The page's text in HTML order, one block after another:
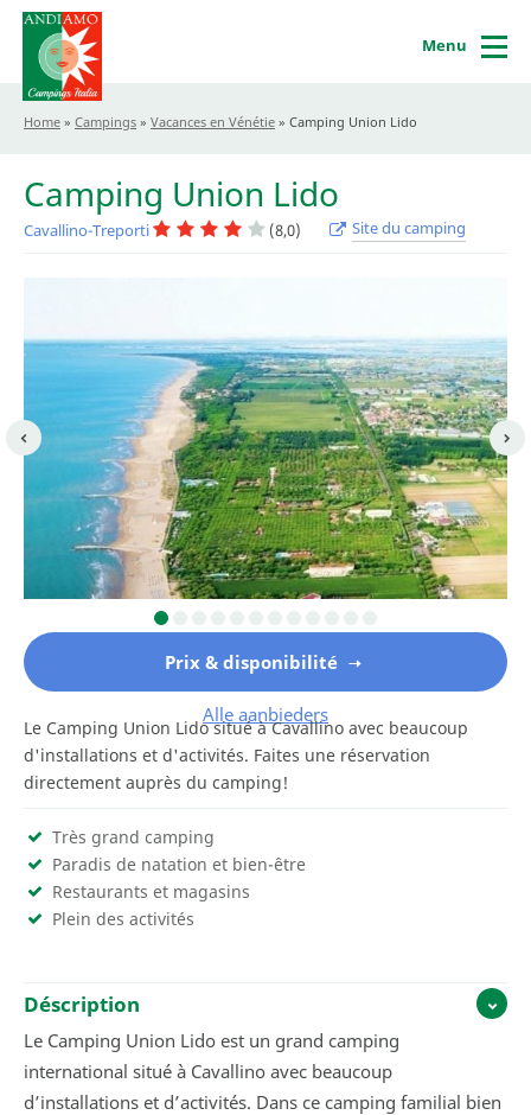
Menu
Home » Campings » Vacances en Vénétie » Camping Union Lido
Camping Union Lido
Cavallino-Treporti (8,0) Site du camping
Prix & disponibilité
Alle aanbieders
Le Camping Union Lido situé à Cavallino avec beaucoup
d'installations et d'activités. Faites une réservation
directement auprès du camping!
Très grand camping
Paradis de natation et bien-être
Restaurants et magasins
Plein des activités
Déscription
Le Camping Union Lido est un grand camping
international situé à Cavallino avec beaucoup
d’installations et d’activités. Dans ce camping familial bien